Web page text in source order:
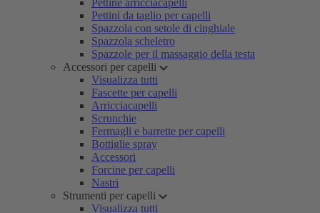
Pettine arricciacapelli
Pettini da taglio per capelli
Spazzola con setole di cinghiale
Spazzola scheletro
Spazzole per il massaggio della testa
Accessori per capelli
Visualizza tutti
Fascette per capelli
Arricciacapelli
Scrunchie
Fermagli e barrette per capelli
Bottiglie spray
Accessori
Forcine per capelli
Nastri
Strumenti per capelli
Visualizza tutti